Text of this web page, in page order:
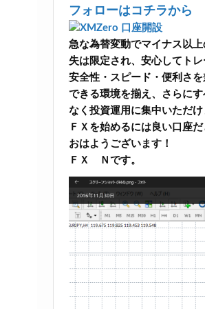
フォローはコチラから
急な為替変動でマイナス以
失は限定され、安心してトレ
安全性・スピード・便利さ
できる環境を揃え、さらに
なく投資運用に集中いただけ
ＦＸを始めるには良い口座だ
おはようございます！
ＦＸ Ｎです。